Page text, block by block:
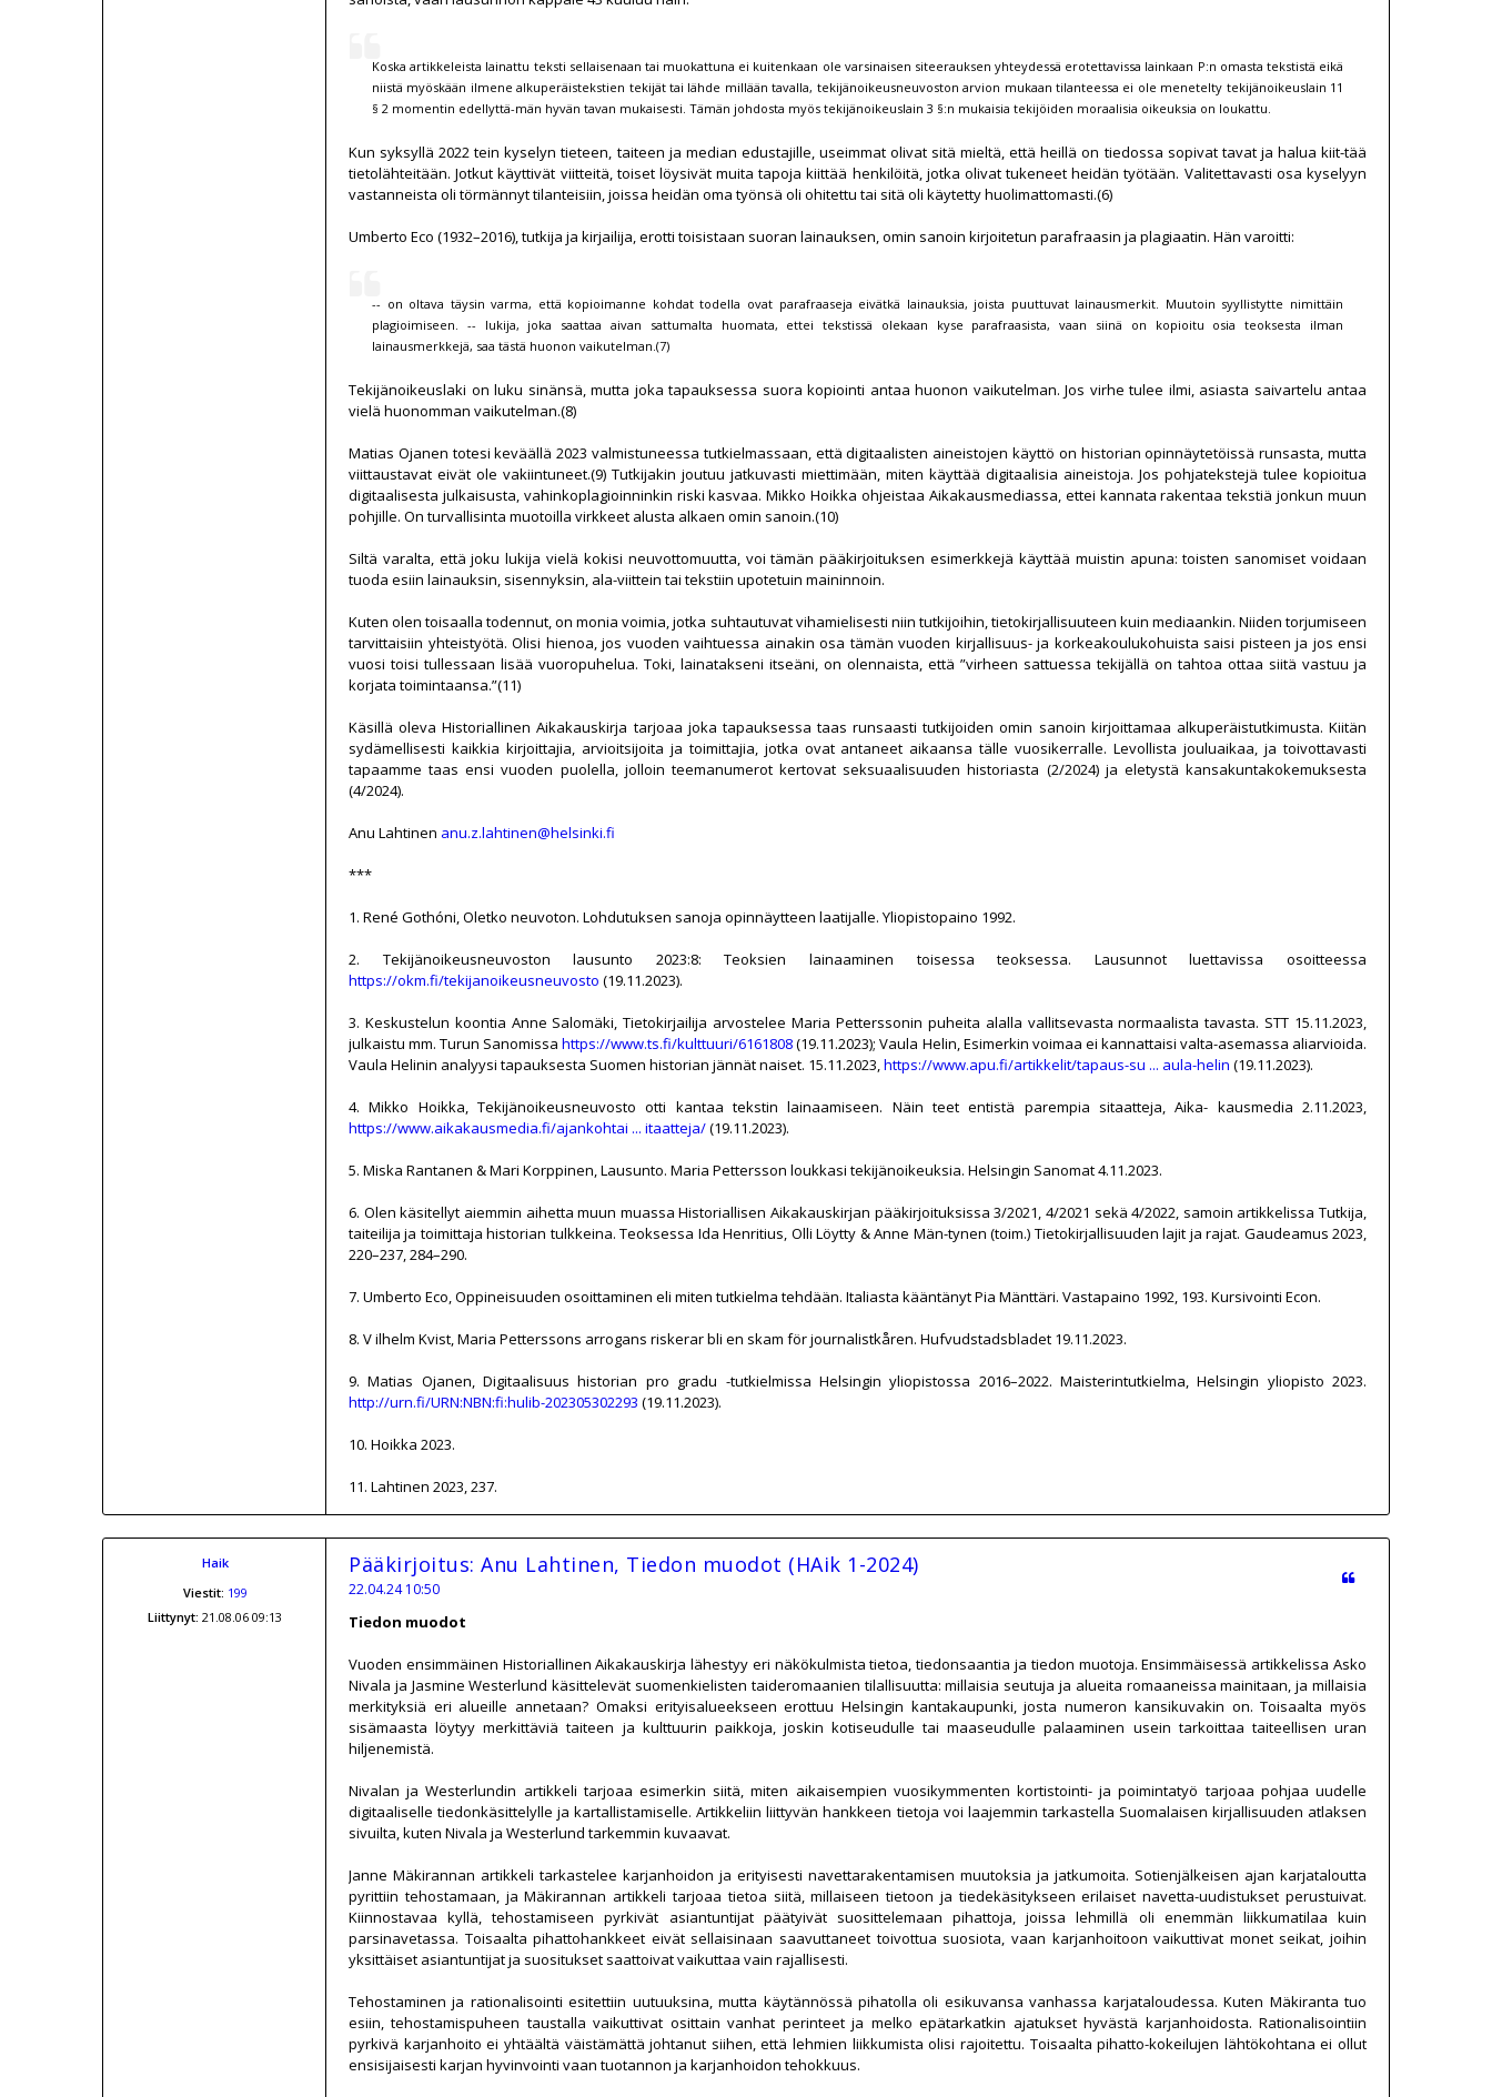
Koska artikkeleista lainattu teksti sellaisenaan tai muokattuna ei kuitenkaan ole varsinaisen siteerauksen yhteydessä erotettavissa lainkaan P:n omasta tekstistä eikä
niistä myöskään ilmene alkuperäistekstien tekijät tai lähde millään tavalla, tekijänoikeusneuvoston arvion mukaan tilanteessa ei ole menetelty tekijänoikeuslain 11
§ 2 momentin edellyttä-män hyvän tavan mukaisesti. Tämän johdosta myös tekijänoikeuslain 3 §:n mukaisia tekijöiden moraalisia oikeuksia on loukattu.
Kun syksyllä 2022 tein kyselyn tieteen, taiteen ja median edustajille, useimmat olivat sitä mieltä, että heillä on tiedossa sopivat tavat ja halua kiit-tää
tietolähteitään. Jotkut käyttivät viitteitä, toiset löysivät muita tapoja kiittää henkilöitä, jotka olivat tukeneet heidän työtään. Valitettavasti osa kyselyyn
vastanneista oli törmännyt tilanteisiin, joissa heidän oma työnsä oli ohitettu tai sitä oli käytetty huolimattomasti.(6)
Umberto Eco (1932–2016), tutkija ja kirjailija, erotti toisistaan suoran lainauksen, omin sanoin kirjoitetun parafraasin ja plagiaatin. Hän varoitti:
-- on oltava täysin varma, että kopioimanne kohdat todella ovat parafraaseja eivätkä lainauksia, joista puuttuvat lainausmerkit. Muutoin syyllistytte nimittäin
plagioimiseen. -- lukija, joka saattaa aivan sattumalta huomata, ettei tekstissä olekaan kyse parafraasista, vaan siinä on kopioitu osia teoksesta ilman
lainausmerkkejä, saa tästä huonon vaikutelman.(7)
Tekijänoikeuslaki on luku sinänsä, mutta joka tapauksessa suora kopiointi antaa huonon vaikutelman. Jos virhe tulee ilmi, asiasta saivartelu antaa
vielä huonomman vaikutelman.(8)
Matias Ojanen totesi keväällä 2023 valmistuneessa tutkielmassaan, että digitaalisten aineistojen käyttö on historian opinnäytetöissä runsasta, mutta
viittaustavat eivät ole vakiintuneet.(9) Tutkijakin joutuu jatkuvasti miettimään, miten käyttää digitaalisia aineistoja. Jos pohjatekstejä tulee kopioitua
digitaalisesta julkaisusta, vahinkoplagioinninkin riski kasvaa. Mikko Hoikka ohjeistaa Aikakausmediassa, ettei kannata rakentaa tekstiä jonkun muun
pohjille. On turvallisinta muotoilla virkkeet alusta alkaen omin sanoin.(10)
Siltä varalta, että joku lukija vielä kokisi neuvottomuutta, voi tämän pääkirjoituksen esimerkkejä käyttää muistin apuna: toisten sanomiset voidaan
tuoda esiin lainauksin, sisennyksin, ala-viittein tai tekstiin upotetuin maininnoin.
Kuten olen toisaalla todennut, on monia voimia, jotka suhtautuvat vihamielisesti niin tutkijoihin, tietokirjallisuuteen kuin mediaankin. Niiden torjumiseen
tarvittaisiin yhteistyötä. Olisi hienoa, jos vuoden vaihtuessa ainakin osa tämän vuoden kirjallisuus- ja korkeakoulukohuista saisi pisteen ja jos ensi
vuosi toisi tullessaan lisää vuoropuhelua. Toki, lainatakseni itseäni, on olennaista, että ”virheen sattuessa tekijällä on tahtoa ottaa siitä vastuu ja
korjata toimintaansa.”(11)
Käsillä oleva Historiallinen Aikakauskirja tarjoaa joka tapauksessa taas runsaasti tutkijoiden omin sanoin kirjoittamaa alkuperäistutkimusta. Kiitän
sydämellisesti kaikkia kirjoittajia, arvioitsijoita ja toimittajia, jotka ovat antaneet aikaansa tälle vuosikerralle. Levollista jouluaikaa, ja toivottavasti
tapaamme taas ensi vuoden puolella, jolloin teemanumerot kertovat seksuaalisuuden historiasta (2/2024) ja eletystä kansakuntakokemuksesta
(4/2024).
Anu Lahtinen anu.z.lahtinen@helsinki.fi
***
1. René Gothóni, Oletko neuvoton. Lohdutuksen sanoja opinnäytteen laatijalle. Yliopistopaino 1992.
2. Tekijänoikeusneuvoston lausunto 2023:8: Teoksien lainaaminen toisessa teoksessa. Lausunnot luettavissa osoitteessa
https://okm.fi/tekijanoikeusneuvosto (19.11.2023).
3. Keskustelun koontia Anne Salomäki, Tietokirjailija arvostelee Maria Petterssonin puheita alalla vallitsevasta normaalista tavasta. STT 15.11.2023,
julkaistu mm. Turun Sanomissahttps://www.ts.fi/kulttuuri/6161808(19.11.2023); Vaula Helin, Esimerkin voimaa ei kannattaisi valta-asemassa aliarvioida.
Vaula Helinin analyysi tapauksesta Suomen historian jännät naiset. 15.11.2023,https://www.apu.fi/artikkelit/tapaus-su ... aula-helin (19.11.2023).
4. Mikko Hoikka, Tekijänoikeusneuvosto otti kantaa tekstin lainaamiseen. Näin teet entistä parempia sitaatteja, Aika- kausmedia 2.11.2023,
https://www.aikakausmedia.fi/ajankohtai ... itaatteja/(19.11.2023).
5. Miska Rantanen & Mari Korppinen, Lausunto. Maria Pettersson loukkasi tekijänoikeuksia. Helsingin Sanomat 4.11.2023.
6. Olen käsitellyt aiemmin aihetta muun muassa Historiallisen Aikakauskirjan pääkirjoituksissa 3/2021, 4/2021 sekä 4/2022, samoin artikkelissa Tutkija,
taiteilija ja toimittaja historian tulkkeina. Teoksessa Ida Henritius, Olli Löytty & Anne Män-tynen (toim.) Tietokirjallisuuden lajit ja rajat. Gaudeamus 2023,
220–237, 284–290.
7. Umberto Eco, Oppineisuuden osoittaminen eli miten tutkielma tehdään. Italiasta kääntänyt Pia Mänttäri. Vastapaino 1992, 193. Kursivointi Econ.
8. V ilhelm Kvist, Maria Petterssons arrogans riskerar bli en skam för journalistkåren. Hufvudstadsbladet 19.11.2023.
9. Matias Ojanen, Digitaalisuus historian pro gradu -tutkielmissa Helsingin yliopistossa 2016–2022. Maisterintutkielma, Helsingin yliopisto 2023.
http://urn.fi/URN:NBN:fi:hulib-202305302293 (19.11.2023).
10. Hoikka 2023.
11. Lahtinen 2023, 237.
Haik
Viestit: 199
Liittynyt: 21.08.06 09:13
Pääkirjoitus: Anu Lahtinen, Tiedon muodot (HAik 1-2024)
22.04.24 10:50
Tiedon muodot
Vuoden ensimmäinen Historiallinen Aikakauskirja lähestyy eri näkökulmista tietoa, tiedonsaantia ja tiedon muotoja. Ensimmäisessä artikkelissa Asko
Nivala ja Jasmine Westerlund käsittelevät suomenkielisten taideromaanien tilallisuutta: millaisia seutuja ja alueita romaaneissa mainitaan, ja millaisia
merkityksiä eri alueille annetaan? Omaksi erityisalueekseen erottuu Helsingin kantakaupunki, josta numeron kansikuvakin on. Toisaalta myös
sisämaasta löytyy merkittäviä taiteen ja kulttuurin paikkoja, joskin kotiseudulle tai maaseudulle palaaminen usein tarkoittaa taiteellisen uran
hiljenemistä.
Nivalan ja Westerlundin artikkeli tarjoaa esimerkin siitä, miten aikaisempien vuosikymmenten kortistointi- ja poimintatyö tarjoaa pohjaa uudelle
digitaaliselle tiedonkäsittelylle ja kartallistamiselle. Artikkeliin liittyvän hankkeen tietoja voi laajemmin tarkastella Suomalaisen kirjallisuuden atlaksen
sivuilta, kuten Nivala ja Westerlund tarkemmin kuvaavat.
Janne Mäkirannan artikkeli tarkastelee karjanhoidon ja erityisesti navettarakentamisen muutoksia ja jatkumoita. Sotienjälkeisen ajan karjataloutta
pyrittiin tehostamaan, ja Mäkirannan artikkeli tarjoaa tietoa siitä, millaiseen tietoon ja tiedekäsitykseen erilaiset navetta-uudistukset perustuivat.
Kiinnostavaa kyllä, tehostamiseen pyrkivät asiantuntijat päätyivät suosittelemaan pihattoja, joissa lehmillä oli enemmän liikkumatilaa kuin
parsinavetassa. Toisaalta pihattohankkeet eivät sellaisinaan saavuttaneet toivottua suosiota, vaan karjanhoitoon vaikuttivat monet seikat, joihin
yksittäiset asiantuntijat ja suositukset saattoivat vaikuttaa vain rajallisesti.
Tehostaminen ja rationalisointi esitettiin uutuuksina, mutta käytännössä pihatolla oli esikuvansa vanhassa karjataloudessa. Kuten Mäkiranta tuo
esiin, tehostamispuheen taustalla vaikuttivat osittain vanhat perinteet ja melko epätarkatkin ajatukset hyvästä karjanhoidosta. Rationalisointiin
pyrkivä karjanhoito ei yhtäältä väistämättä johtanut siihen, että lehmien liikkumista olisi rajoitettu. Toisaalta pihatto-kokeilujen lähtökohtana ei ollut
ensisijaisesti karjan hyvinvointi vaan tuotannon ja karjanhoidon tehokkuus.